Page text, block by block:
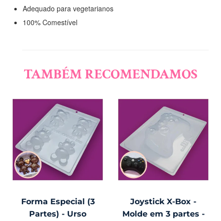
Adequado para vegetarianos
100% Comestível
TAMBÉM RECOMENDAMOS
Forma Especial (3
Partes) - Urso
Joystick X-Box -
Molde em 3 partes -